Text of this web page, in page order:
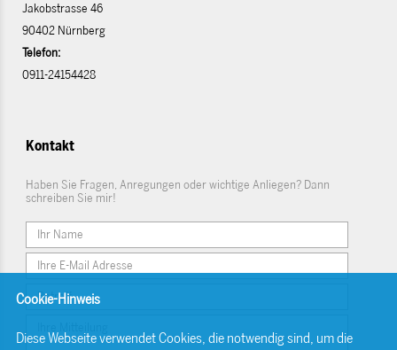
Jakobstrasse 46
90402 Nürnberg
Telefon:
0911-24154428
Kontakt
Haben Sie Fragen, Anregungen oder wichtige Anliegen? Dann
schreiben Sie mir!
Cookie-Hinweis
Diese Webseite verwendet Cookies, die notwendig sind, um die